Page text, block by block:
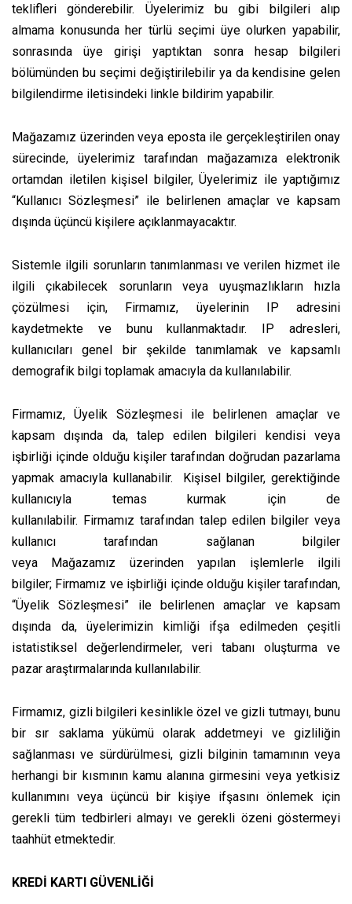
teklifleri gönderebilir. Üyelerimiz bu gibi bilgileri alıp
almama konusunda her türlü seçimi üye olurken yapabilir,
sonrasında üye girişi yaptıktan sonra hesap bilgileri
bölümünden bu seçimi değiştirilebilir ya da kendisine gelen
bilgilendirme iletisindeki linkle bildirim yapabilir.
Mağazamız üzerinden veya eposta ile gerçekleştirilen onay
sürecinde, üyelerimiz tarafından mağazamıza elektronik
ortamdan iletilen kişisel bilgiler, Üyelerimiz ile yaptığımız
“Kullanıcı Sözleşmesi” ile belirlenen amaçlar ve kapsam
dışında üçüncü kişilere açıklanmayacaktır.
Sistemle ilgili sorunların tanımlanması ve verilen hizmet ile
ilgili çıkabilecek sorunların veya uyuşmazlıkların hızla
çözülmesi için, Firmamız, üyelerinin IP adresini
kaydetmekte ve bunu kullanmaktadır. IP adresleri,
kullanıcıları genel bir şekilde tanımlamak ve kapsamlı
demografik bilgi toplamak amacıyla da kullanılabilir.
Firmamız, Üyelik Sözleşmesi ile belirlenen amaçlar ve
kapsam dışında da, talep edilen bilgileri kendisi veya
işbirliği içinde olduğu kişiler tarafından doğrudan pazarlama
yapmak amacıyla kullanabilir. Kişisel bilgiler, gerektiğinde
kullanıcıyla temas kurmak için de
kullanılabilir. Firmamız tarafından talep edilen bilgiler veya
kullanıcı tarafından sağlanan bilgiler
veya Mağazamız üzerinden yapılan işlemlerle ilgili
bilgiler; Firmamız ve işbirliği içinde olduğu kişiler tarafından,
“Üyelik Sözleşmesi” ile belirlenen amaçlar ve kapsam
dışında da, üyelerimizin kimliği ifşa edilmeden çeşitli
istatistiksel değerlendirmeler, veri tabanı oluşturma ve
pazar araştırmalarında kullanılabilir.
Firmamız, gizli bilgileri kesinlikle özel ve gizli tutmayı, bunu
bir sır saklama yükümü olarak addetmeyi ve gizliliğin
sağlanması ve sürdürülmesi, gizli bilginin tamamının veya
herhangi bir kısmının kamu alanına girmesini veya yetkisiz
kullanımını veya üçüncü bir kişiye ifşasını önlemek için
gerekli tüm tedbirleri almayı ve gerekli özeni göstermeyi
taahhüt etmektedir.
KREDİ KARTI GÜVENLİĞİ